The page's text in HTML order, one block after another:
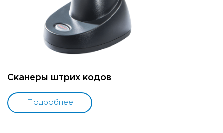
Сканеры штрих кодов
Подробнее